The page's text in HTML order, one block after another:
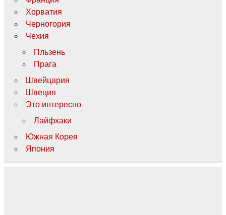
Хорватия
Черногория
Чехия
Пльзень
Прага
Швейцария
Швеция
Это интересно
Лайфхаки
Южная Корея
Япония